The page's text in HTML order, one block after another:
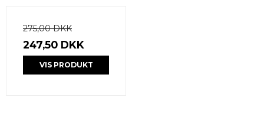
275,00 DKK
247,50 DKK
VIS PRODUKT